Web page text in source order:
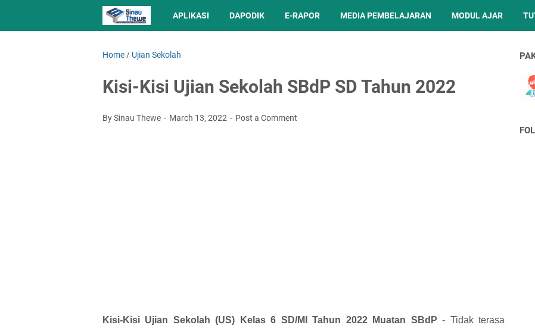
APLIKASI DAPODIK E-RAPOR MEDIA PEMBELAJARAN MODUL AJAR
Home / Ujian Sekolah
Kisi-Kisi Ujian Sekolah SBdP SD Tahun 2022
By Sinau Thewe March 13, 2022 Post a Comment
Kisi-Kisi Ujian Sekolah (US) Kelas 6 SD/MI Tahun 2022 Muatan SBdP- Tidak terasa